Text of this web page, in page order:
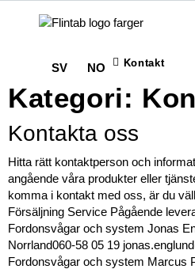
SV NO Kontakt
Kategori:
Kontakta oss
Hitta rätt kontaktperson och
angående våra produkter eller
komma i kontakt med oss, är du
Försäljning Service Pågående
Fordonsvågar och system Jonas
Norrland060-58 05 19
Fordonsvågar och system Marcus